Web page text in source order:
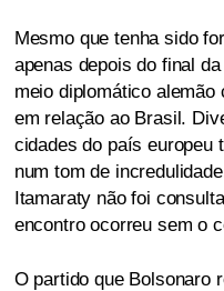
Mesmo que tenha sido
apenas depois do final
meio diplomático
em relação ao Brasil.
cidades do país europeu
num tom de
Itamaraty não foi
encontro ocorreu sem o
O partido que Bolsonaro